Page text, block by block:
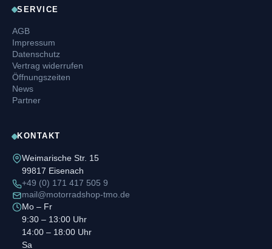
SERVICE
AGB
Impressum
Datenschutz
Vertrag widerrufen
Öffnungszeiten
News
Partner
KONTAKT
Weimarische Str. 15
99817 Eisenach
+49 (0) 171 417 505 9
mail@motorradshop-tmo.de
Mo – Fr
9:30 – 13:00 Uhr
14:00 – 18:00 Uhr
Sa